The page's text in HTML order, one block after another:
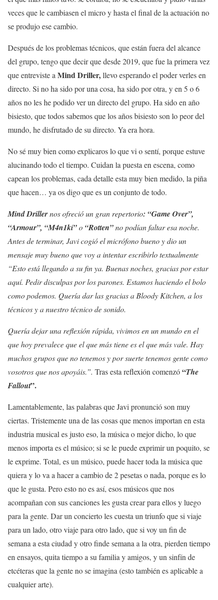
veces que le cambiasen el micro y hasta el final de la actuación no
se produjo ese cambio.
Después de los problemas técnicos, que están fuera del alcance
del grupo, tengo que decir que desde 2019, que fue la primera vez
que entreviste aMind Driller,llevo esperando el poder verles en
directo. Si no ha sido por una cosa, ha sido por otra, y en 5 o 6
años no les he podido ver un directo del grupo. Ha sido en año
bisiesto, que todos sabemos que los años bisiesto son lo peor del
mundo, he disfrutado de su directo. Ya era hora.
No sé muy bien como explicaros lo que vi o sentí, porque estuve
alucinando todo el tiempo. Cuidan la puesta en escena, como
capean los problemas, cada detalle esta muy bien medido, la piña
que hacen… ya os digo que es un conjunto de todo.
Mind Drillernos ofreció un gran repertorio: “Game Over”,
“Armour”, “M4n1kí”o “Rotten”no podían faltar esa noche.
Antes de terminar, Javi cogió el micrófono bueno y dio un
mensaje muy bueno que voy a intentar escribirlo textualmente
“Esto está llegando a su fin ya. Buenas noches, gracias por estar
aquí. Pedir disculpas por los parones. Estamos haciendo el bolo
como podemos. Quería dar las gracias a Bloody Kitchen, a los
técnicos y a nuestro técnico de sonido.
Quería dejar una reflexión rápida, vivimos en un mundo en el
que hoy prevalece que el que más tiene es el que más vale. Hay
muchos grupos que no tenemos y por suerte tenemos gente como
vosotros que nos apoyáis.”. Tras esta reflexión comenzó“The
Fallout”.
Lamentablemente, las palabras que Javi pronunció son muy
ciertas. Tristemente una de las cosas que menos importan en esta
industria musical es justo eso, la música o mejor dicho, lo que
menos importa es el músico; si se le puede exprimir un poquito, se
le exprime. Total, es un músico, puede hacer toda la música que
quiera y lo va a hacer a cambio de 2 pesetas o nada, porque es lo
que le gusta. Pero esto no es así, esos músicos que nos
acompañan con sus canciones les gusta crear para ellos y luego
para la gente. Dar un concierto les cuesta un triunfo que si viaje
para un lado, otro viaje para otro lado, que si voy un fin de
semana a esta ciudad y otro finde semana a la otra, pierden tiempo
en ensayos, quita tiempo a su familia y amigos, y un sinfín de
etcéteras que la gente no se imagina (esto también es aplicable a
cualquier arte).